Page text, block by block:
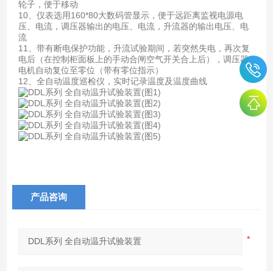
轮子，便于移动
10、仪表选用160*80大数码管显示，便于远距离监视电源电
压、电流，调压器输出的电压、电流，升流器的输出电压、电
流
11、带有断电保护功能，升流试验期间，若突然失电，再次复
电后（在控制柜面板上的手动合闸空气开关合上后），调压器
电机自动复位至零位（带有零位指示）
12、全自动温度巡检仪，实时记录温度及温度曲线
产品咨询